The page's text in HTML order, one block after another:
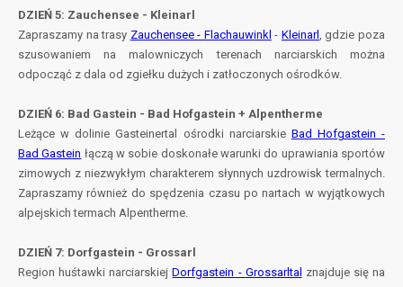
DZIEŃ 5: Zauchensee - Kleinarl
Zapraszamy na trasy Zauchensee - Flachauwinkl - Kleinarl, gdzie poza
szusowaniem na malowniczych terenach narciarskich można
odpocząć z dala od zgiełku dużych i zatłoczonych ośrodków.
DZIEŃ 6: Bad Gastein - Bad Hofgastein + Alpentherme
Leżące w dolinie Gasteinertal ośrodki narciarskie Bad Hofgastein -
Bad Gastein łączą w sobie doskonałe warunki do uprawiania sportów
zimowych z niezwykłym charakterem słynnych uzdrowisk termalnych.
Zapraszamy również do spędzenia czasu po nartach w wyjątkowych
alpejskich termach Alpentherme.
DZIEŃ 7: Dorfgastein - Grossarl
Region huśtawki narciarskiejDorfgastein - Grossarltal znajduje się na